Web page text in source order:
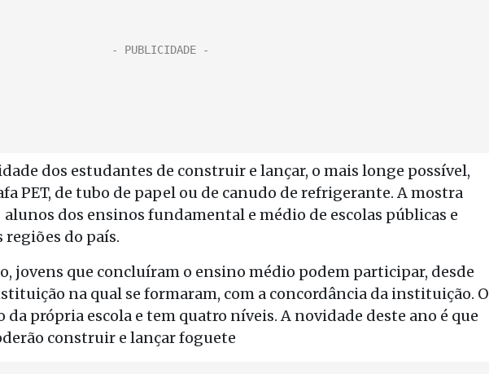
dos estudantes de construir e lançar, o mais longe possível,
PET, de tubo de papel ou de canudo de refrigerante. A mostra
dos ensinos fundamental e médio de escolas públicas e
regiões do país.
jovens que concluíram o ensino médio podem participar, desde
na qual se formaram, com a concordância da instituição. O
da própria escola e tem quatro níveis. A novidade deste ano é que
construir e lançar foguete